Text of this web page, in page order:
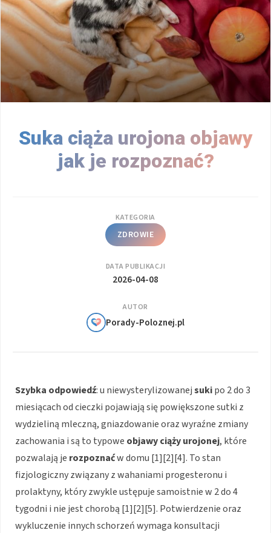
Suka ciąża urojona objawy
jak je rozpoznać?
KATEGORIA
ZDROWIE
DATA PUBLIKACJI
2026-04-08
AUTOR
Porady-Poloznej.pl
Szybka odpowiedź: u niewysterylizowanejsukipo 2 do 3
miesiącach od cieczki pojawiają się powiększone sutki z
wydzieliną mleczną, gniazdowanie oraz wyraźne zmiany
zachowania i są to typowe objawyciąży urojonej, które
pozwalają je rozpoznaćw domu [1][2][4]. To stan
fizjologiczny związany z wahaniami progesteronu i
prolaktyny, który zwykle ustępuje samoistnie w 2 do 4
tygodni i nie jest chorobą [1][2][5]. Potwierdzenie oraz
wykluczenie innych schorzeń wymaga konsultacji